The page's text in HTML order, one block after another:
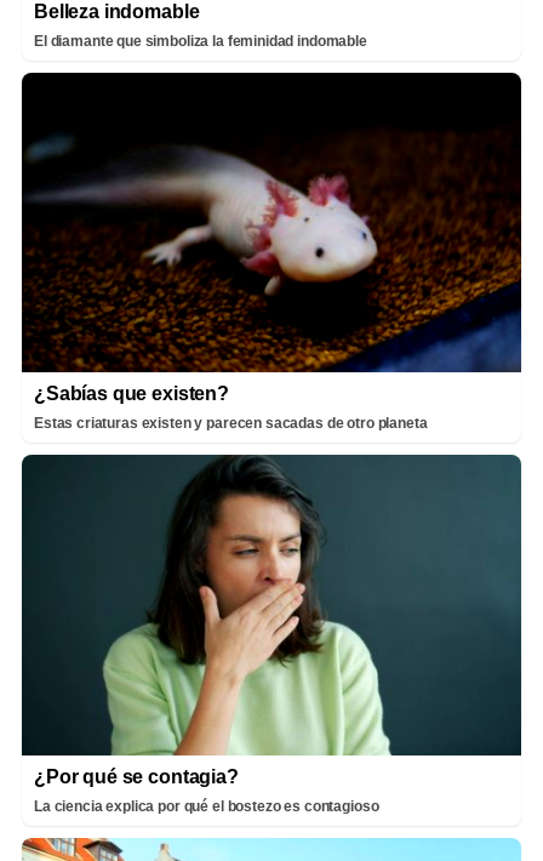
Belleza indomable
El diamante que simboliza la feminidad indomable
¿Sabías que existen?
Estas criaturas existen y parecen sacadas de otro planeta
¿Por qué se contagia?
La ciencia explica por qué el bostezo es contagioso